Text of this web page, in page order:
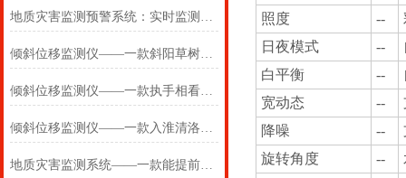
地质灾害监测预警系统：实时监测山川态势，提前规避地质险情
倾斜位移监测仪——一款斜阳草树的地质灾害监测预警系统2024万象环境
倾斜位移监测仪——一款执手相看泪眼的地质灾害监测预警系统2024万象环境
倾斜位移监测仪——一款入淮清洛渐漫漫的地质灾害监测预警系统2024万象环境
地质灾害监测系统——一款能提前预警的水土保持自动气象站2024万象环境
照度
--
日夜模式
--
白平衡
--
宽动态
--
降噪
--
旋转角度
--